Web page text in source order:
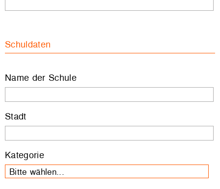
Schuldaten
Name der Schule
Stadt
Kategorie
Bitte wählen...